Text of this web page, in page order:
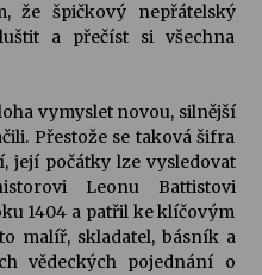
Stromovce: Rufus Miller
že špičkový nepřátelský
a přečíst si všechna
vymyslet novou, silnější
Přestože se taková šifra
její počátky lze vysledovat
Leonu Battistovi
1404 a patřil ke klíčovým
malíř, skladatel, básník a
vědeckých pojednání o